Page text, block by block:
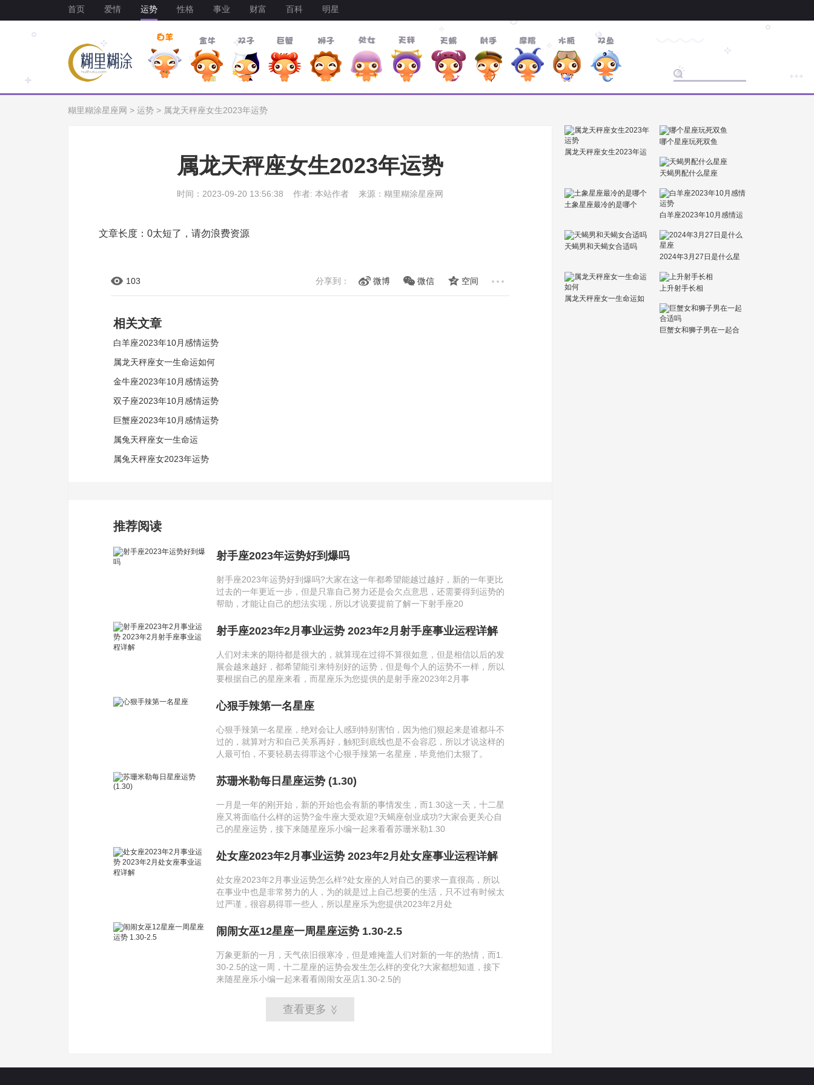
首页 爱情 运势 性格 事业 财富 百科 明星
糊里糊涂星座网 > 运势 > 属龙天秤座女生2023年运势
属龙天秤座女生2023年运势
时间：2023-09-20 13:56:38 作者: 本站作者 来源：糊里糊涂星座网
文章长度：0太短了，请勿浪费资源
103 分享到： 微博 微信 空间
相关文章
白羊座2023年10月感情运势
属龙天秤座女一生命运如何
金牛座2023年10月感情运势
双子座2023年10月感情运势
巨蟹座2023年10月感情运势
属兔天秤座女一生命运
属兔天秤座女2023年运势
推荐阅读
射手座2023年运势好到爆吗
射手座2023年运势好到爆吗?大家在这一年都希望能越过越好，新的一年更比
过去的一年更近一步，但是只靠自己努力还是会欠点意思，还需要得到运势的
帮助，才能让自己的想法实现，所以才说要提前了解一下射手座20
射手座2023年2月事业运势 2023年2月射手座事业运程详解
人们对未来的期待都是很大的，就算现在过得不算很如意，但是相信以后的发
展会越来越好，都希望能引来特别好的运势，但是每个人的运势不一样，所以
要根据自己的星座来看，而星座乐为您提供的是射手座2023年2月事
心狠手辣第一名星座
心狠手辣第一名星座，绝对会让人感到特别害怕，因为他们狠起来是谁都斗不
过的，就算对方和自己关系再好，触犯到底线也是不会容忍，所以才说这样的
人最可怕，不要轻易去得罪这个心狠手辣第一名星座，毕竟他们太狠了。
苏珊米勒每日星座运势 (1.30)
一月是一年的刚开始，新的开始也会有新的事情发生，而1.30这一天，十二星
座又将面临什么样的运势?金牛座大受欢迎?天蝎座创业成功?大家会更关心自
己的星座运势，接下来随星座乐小编一起来看看苏珊米勒1.30
处女座2023年2月事业运势 2023年2月处女座事业运程详解
处女座2023年2月事业运势怎么样?处女座的人对自己的要求一直很高，所以
在事业中也是非常努力的人，为的就是过上自己想要的生活，只不过有时候太
过严谨，很容易得罪一些人，所以星座乐为您提供2023年2月处
闹闹女巫12星座一周星座运势 1.30-2.5
万象更新的一月，天气依旧很寒冷，但是难掩盖人们对新的一年的热情，而1.
30-2.5的这一周，十二星座的运势会发生怎么样的变化?大家都想知道，接下
来随星座乐小编一起来看看闹闹女巫店1.30-2.5的
查看更多 >>
属龙天秤座女生2023年运
哪个星座玩死双鱼
天蝎男配什么星座
土象星座最冷的是哪个
白羊座2023年10月感情运
天蝎男和天蝎女合适吗
2024年3月27日是什么星
属龙天秤座女一生命运如
上升射手长相
巨蟹女和狮子男在一起合